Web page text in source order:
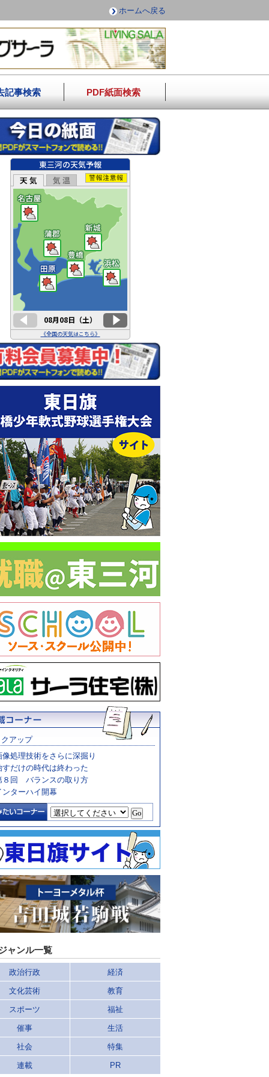
ホームへ戻る
記事検索 PDF紙面検索
アップ
像処理技術をさらに深掘り
すだけの時代は終わった
８回 バランスの取り方
ンターハイ開幕
ャンル一覧
政治行政 経済
文化芸術 教育
スポーツ 福祉
催事 生活
社会 特集
連載 PR